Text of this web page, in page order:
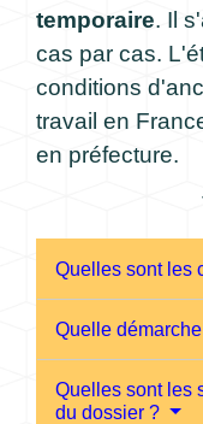
temporaire. Il
cas par cas.
conditions
travail en
en préfecture.
Quelles sont les
Quelle
Quelles sont les
du dossier ?